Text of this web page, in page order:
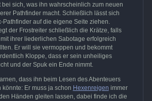
bei sich, was ihn wahrscheinlich zum neuen
Pathfinder macht. Schließlich lässt sich
Pathfinder auf die eigene Seite ziehen.
der Frostreiter schließlich die Krätze, falls
ihrer liederlichen Sabotage erfolgreich
Er will sie vermoppen und bekommt
Kloppe, dass er sein unheiliges
und der Spuk ein Ende nimmt.
dass ihn beim Lesen des Abenteuers
Er muss ja schon Hexenreigen immer
Händen gleiten lassen, dabei finde ich die